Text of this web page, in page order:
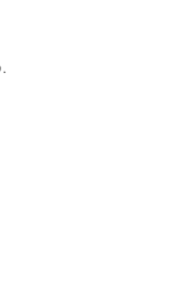
في الوقت الحاضر ، يكسب مبلغًا جيدًا من قناتيه. بصرف النظر عن هذا ، فإنه يكسب أيضًا كمية كبيرة من البضائع.